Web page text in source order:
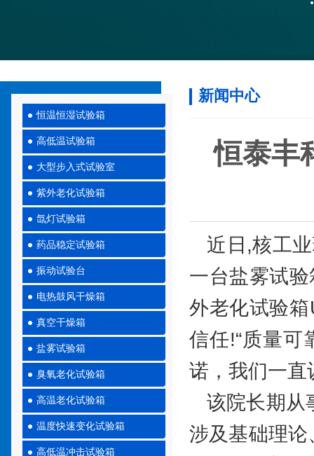
恒温恒湿试验箱
高低温试验箱
大型步入式试验室
紫外老化试验箱
氙灯试验箱
药品稳定试验箱
振动试验台
电热鼓风干燥箱
真空干燥箱
盐雾试验箱
臭氧老化试验箱
高温老化试验箱
温度快速变化试验箱
高低温冲击试验箱
新闻中心
恒泰丰
近日,核工业
一台盐雾试
外老化试验
信任!“质量可
诺，我们一直
该院长期从
涉及基础理